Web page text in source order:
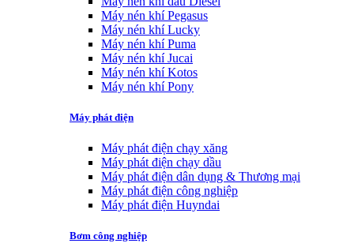
Máy nén khí Pegasus
Máy nén khí Lucky
Máy nén khí Puma
Máy nén khí Jucai
Máy nén khí Kotos
Máy nén khí Pony
Máy phát điện
Máy phát điện chạy xăng
Máy phát điện chạy dầu
Máy phát điện dân dụng & Thương mại
Máy phát điện công nghiệp
Máy phát điện Huyndai
Bơm công nghiệp